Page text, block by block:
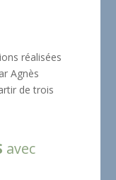
réalisées
Agnès
de trois
avec